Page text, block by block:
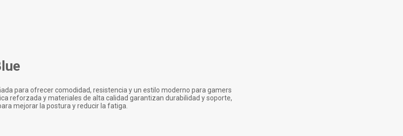
para ofrecer comodidad, resistencia y un estilo moderno para gamers
reforzada y materiales de alta calidad garantizan durabilidad y soporte,
mejorar la postura y reducir la fatiga.